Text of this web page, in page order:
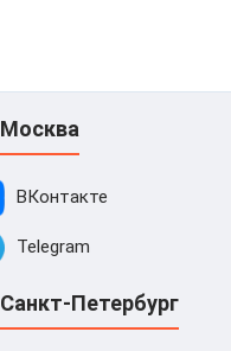
Москва
ВКонтакте
Telegram
Санкт-Петербург